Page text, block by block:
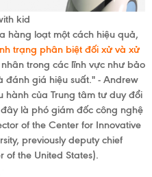
kid
hàng loạt một cách hiệu quả,
trạng phân biệt đối xử và xử
trong các lĩnh vực như bảo
đánh giá hiệu suất." - Andrew
hành của Trung tâm tư duy đổi
là phó giám đốc công nghệ
of the Center for Innovative
previously deputy chief
of the United States).